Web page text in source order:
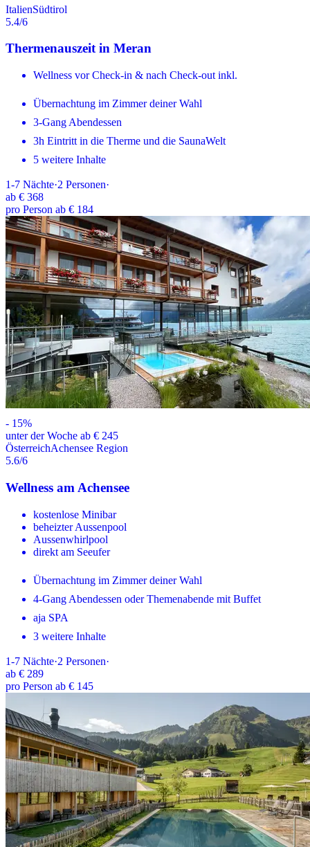
ItalienSüdtirol
5.4/6
Thermenauszeit in Meran
Wellness vor Check-in & nach Check-out inkl.
Übernachtung im Zimmer deiner Wahl
3-Gang Abendessen
3h Eintritt in die Therme und die SaunaWelt
5 weitere Inhalte
1-7 Nächte·2 Personen·
ab € 368
pro Person ab € 184
- 15%
unter der Woche ab € 245
ÖsterreichAchensee Region
5.6/6
Wellness am Achensee
kostenlose Minibar
beheizter Aussenpool
Aussenwhirlpool
direkt am Seeufer
Übernachtung im Zimmer deiner Wahl
4-Gang Abendessen oder Themenabende mit Buffet
aja SPA
3 weitere Inhalte
1-7 Nächte·2 Personen·
ab € 289
pro Person ab € 145